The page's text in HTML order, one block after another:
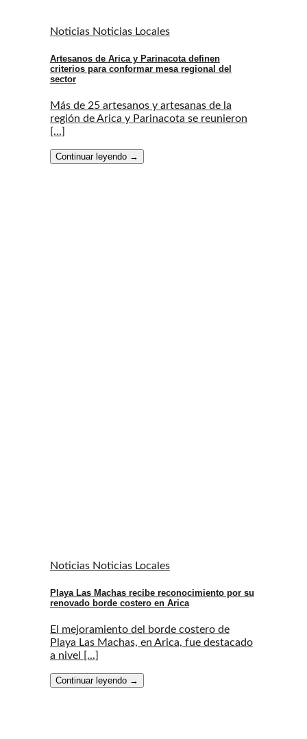
Noticias Noticias Locales
Artesanos de Arica y Parinacota definen
criterios para conformar mesa regional del
sector
Más de 25 artesanos y artesanas de la
región de Arica y Parinacota se reunieron
[...]
Continuar leyendo →
Noticias Noticias Locales
Playa Las Machas recibe reconocimiento por su
renovado borde costero en Arica
El mejoramiento del borde costero de
Playa Las Machas, en Arica, fue destacado
a nivel [...]
Continuar leyendo →